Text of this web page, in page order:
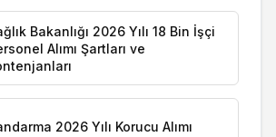
Bakanlığı 2026 Yılı 18 Bin İşçi
Alımı Şartları ve
2026 Yılı Korucu Alımı